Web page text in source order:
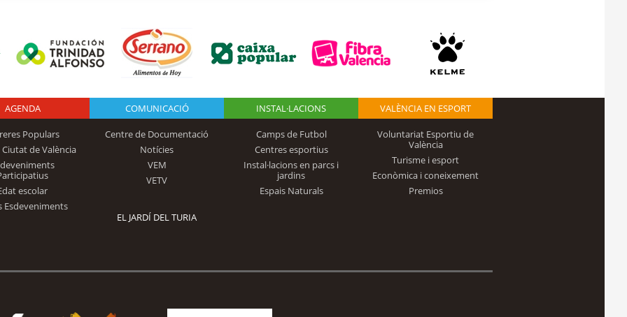
Logo Fundación
Trinidad Alfonso
AGENDA
Populars
de València
escolar
Esdeveniments
COMUNICACIÓ
Centre de Documentació
Notícies
VEM
VETV
INSTAL·LACIONS
Camps de Futbol
Centres esportius
Instal·lacions en parcs i
jardins
Espais Naturals
VALÈNCIA EN ESPORT
Voluntariat Esportiu de
València
Turisme i esport
Econòmica i coneixement
Premios
EL JARDÍ DEL TURIA